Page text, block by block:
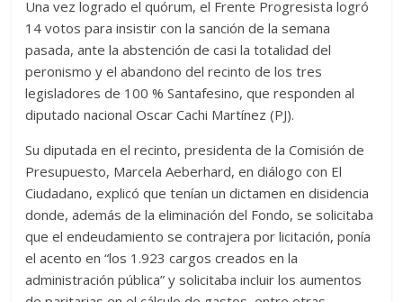
Una vez logrado el quórum, el Frente Progresista logró
14 votos para insistir con la sanción de la semana
pasada, ante la abstención de casi la totalidad del
peronismo y el abandono del recinto de los tres
legisladores de 100 % Santafesino, que responden al
diputado nacional Oscar Cachi Martínez (PJ).
Su diputada en el recinto, presidenta de la Comisión de
Presupuesto, Marcela Aeberhard, en diálogo con El
Ciudadano, explicó que tenían un dictamen en disidencia
donde, además de la eliminación del Fondo, se solicitaba
que el endeudamiento se contrajera por licitación, ponía
el acento en “los 1.923 cargos creados en la
administración pública” y solicitaba incluir los aumentos